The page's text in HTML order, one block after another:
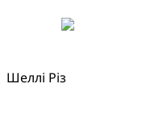
Шеллі Різ